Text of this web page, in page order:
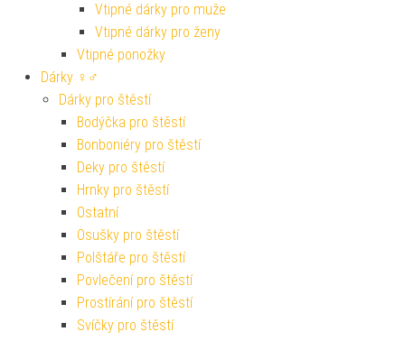
Vtipné dárky pro muže
Vtipné dárky pro ženy
Vtipné ponožky
Dárky ♀♂
Dárky pro štěstí
Bodýčka pro štěstí
Bonboniéry pro štěstí
Deky pro štěstí
Hrnky pro štěstí
Ostatní
Osušky pro štěstí
Polštáře pro štěstí
Povlečení pro štěstí
Prostírání pro štěstí
Svíčky pro štěstí